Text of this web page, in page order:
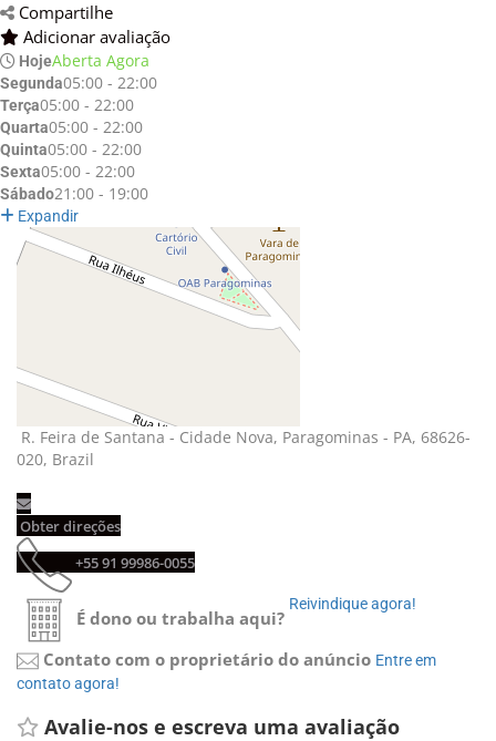
Compartilhe
Adicionar avaliação
HojeAberta Agora
Segunda05:00 - 22:00
Terça05:00 - 22:00
Quarta05:00 - 22:00
Quinta05:00 - 22:00
Sexta05:00 - 22:00
Sábado21:00 - 19:00
Expandir
R. Feira de Santana - Cidade Nova, Paragominas - PA, 68626-
020, Brazil
Obter direções
+55 91 99986-0055
É dono ou trabalha aqui?
Reivindique agora!
Contato com o proprietário do anúncio Entre em
contato agora!
Avalie-nos e escreva uma avaliação